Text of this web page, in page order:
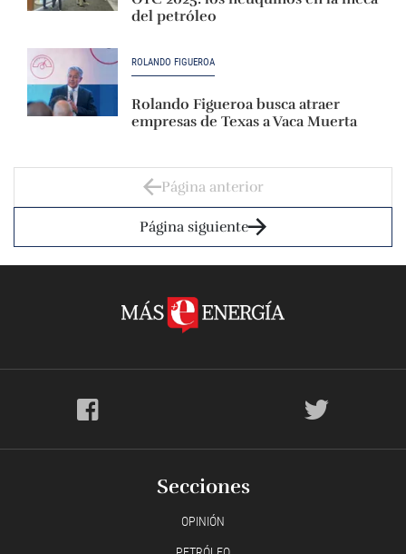
del petróleo
ROLANDO FIGUEROA
Rolando Figueroa busca atraer
empresas de Texas a Vaca Muerta
Página anterior
Página siguiente
Secciones
OPINIÓN